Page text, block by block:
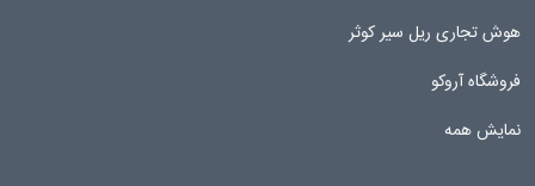
هوش تجاری ریل سیر کوثر
فروشگاه آروکو
نمایش همه